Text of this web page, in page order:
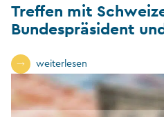
Treffen mit
Bundespräsident
weiterlesen